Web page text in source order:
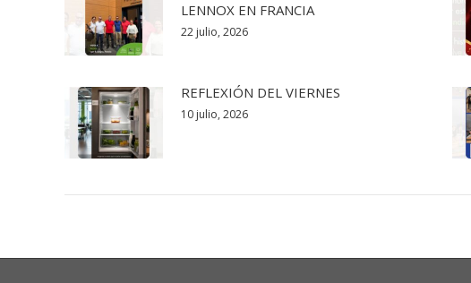
LENNOX EN FRANCIA
22 julio, 2026
REFLEXIÓN DEL VIERNES
10 julio, 2026